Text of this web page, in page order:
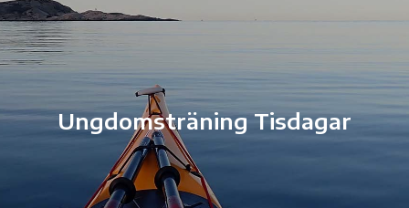
Ungdomsträning Tisdagar